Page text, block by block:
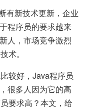
有新技术更新，企业
程序员的要求越来
人，市场竞争激烈
术。
较好，Java程序员
很多人因为它的高
要求高？本文，给